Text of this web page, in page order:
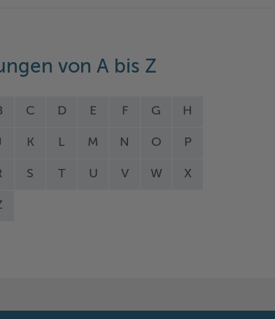
von A bis Z
C D E F G H
K L M N O P
S T U V W X